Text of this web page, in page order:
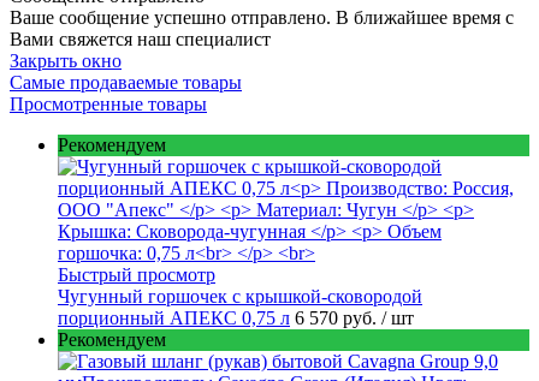
Ваше сообщение успешно отправлено. В ближайшее время с
Вами свяжется наш специалист
Закрыть окно
Самые продаваемые товары
Просмотренные товары
Рекомендуем
Быстрый просмотр
Чугунный горшочек с крышкой-сковородой
порционный АПЕКС 0,75 л 6 570 руб. / шт
Рекомендуем